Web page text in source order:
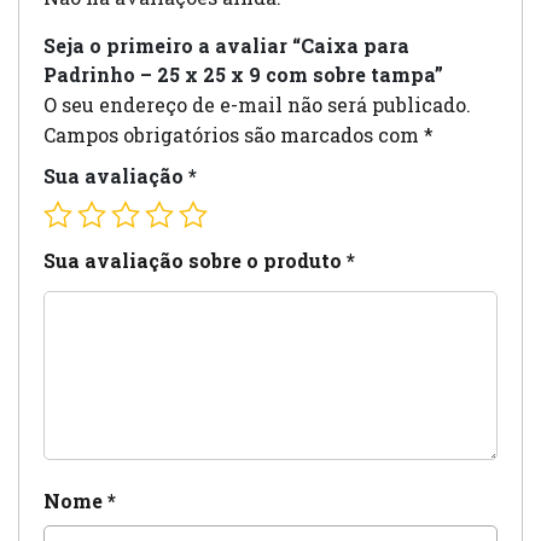
Seja o primeiro a avaliar “Caixa para
Padrinho – 25 x 25 x 9 com sobre tampa”
O seu endereço de e-mail não será publicado.
Campos obrigatórios são marcados com *
Sua avaliação *
Sua avaliação sobre o produto *
Nome*